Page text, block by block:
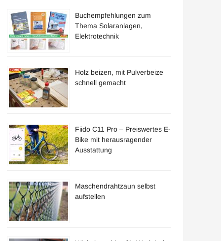
Buchempfehlungen zum
Thema Solaranlagen,
Elektrotechnik
Holz beizen, mit Pulverbeize
schnell gemacht
Fiido C11 Pro – Preiswertes E-
Bike mit herausragender
Ausstattung
Maschendrahtzaun selbst
aufstellen